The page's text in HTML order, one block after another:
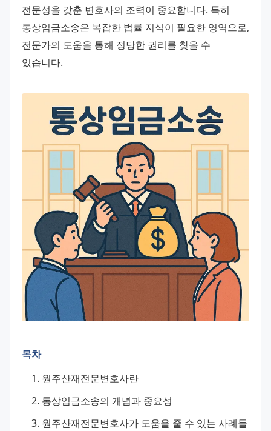
전문성을 갖춘 변호사의 조력이 중요합니다. 특히
통상임금소송은 복잡한 법률 지식이 필요한 영역으로,
전문가의 도움을 통해 정당한 권리를 찾을 수
있습니다.
목차
원주산재전문변호사란
통상임금소송의 개념과 중요성
원주산재전문변호사가 도움을 줄 수 있는 사례들